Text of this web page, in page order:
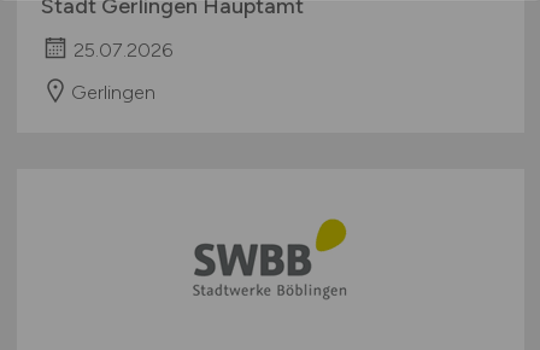
Stadt Gerlingen Hauptamt
25.07.2026
Gerlingen